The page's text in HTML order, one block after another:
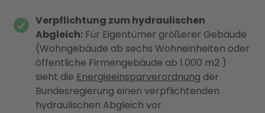
Verpflichtung zum hydraulischen
Abgleich: Für Eigentümer größerer Gebäude
(Wohngebäude ab sechs Wohneinheiten oder
öffentliche Firmengebäude ab 1.000 m2 )
sieht die Energieeinsparverordnung der
Bundesregierung einen verpflichtenden
hydraulischen Abgleich vor.